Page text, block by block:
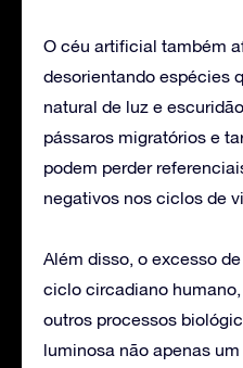
O céu artificial também
desorientando espécies
natural de luz e
pássaros migratórios e
podem perder
negativos nos ciclos de
Além disso, o excesso
ciclo circadiano
outros processos
luminosa não apenas